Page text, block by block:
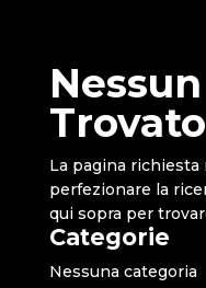
Trovato
La pagina richiesta
perfezionare la
qui sopra per
Categorie
Nessuna categoria